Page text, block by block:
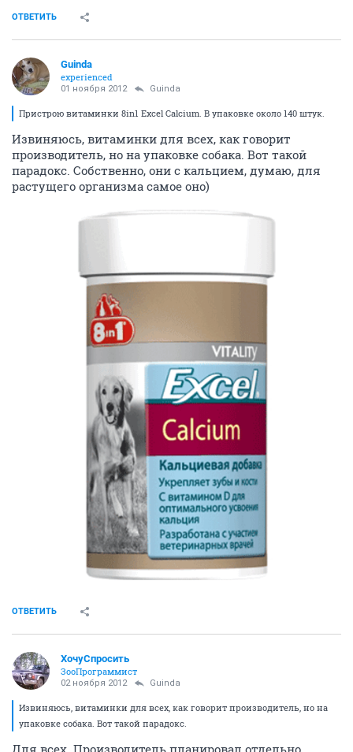
ОТВЕТИТЬ
Guinda
experienced
01 ноября 2012 Guinda
Пристрою витаминки 8in1 Excel Calcium. В упаковке около 140 штук.
Извиняюсь, витаминки для всех, как говорит
производитель, но на упаковке собака. Вот такой
парадокс. Собственно, они с кальцием, думаю, для
растущего организма самое оно)
ОТВЕТИТЬ
ХочуСпросить
ЗооПрограммист
02 ноября 2012 Guinda
Извиняюсь, витаминки для всех, как говорит производитель, но на
упаковке собака. Вот такой парадокс.